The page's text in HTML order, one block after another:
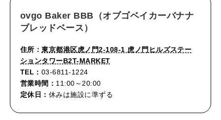
ovgo Baker BBB（オブゴベイカーバナナ
ブレッドベース）
住所：東京都港区虎ノ門2-108-1 虎ノ門ヒルズステー
ションタワーB2T-MARKET
TEL： 03-6811-1224
営業時間： 11:00～20:00
定休日： 休みは施設に準ずる